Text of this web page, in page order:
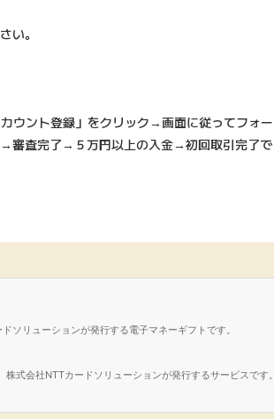
い。
ウント登録」をクリック→画面に従ってフォー
→審査完了→５万円以上の入金→初回取引完了で
ソリューションが発行する電子マネーギフトです。
式会社NTTカードソリューションが発行するサービスです。